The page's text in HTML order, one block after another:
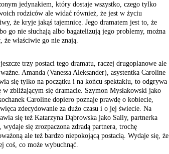
jedynakiem, który dostaje wszystko, czego tylko
rodziców ale widać również, że jest w życiu
że kryje jakąś tajemnicę. Jego dramatem jest to, że
go nie słuchają albo bagatelizują jego problemy, można
że właściwie go nie znają.
trzy postaci tego dramatu, raczej drugoplanowe ale
Amanda (Vanessa Aleksander), asystentka Caroline
się tylko na początku i na końcu spektaklu, to odgrywa
w zbliżającym się dramacie. Szymon Mysłakowski jako
Caroline dopiero poznaje prawdę o kobiecie,
zdecydowanie za dużo czasu i o jej świecie. Na
się też Katarzyna Dąbrowska jako Sally, partnerka
wydaje się zrozpaczona zdradą partnera, trochę
ale też bardzo niepokojącą postacią. Wydaje się, że
coś, co może wybuchnąć.